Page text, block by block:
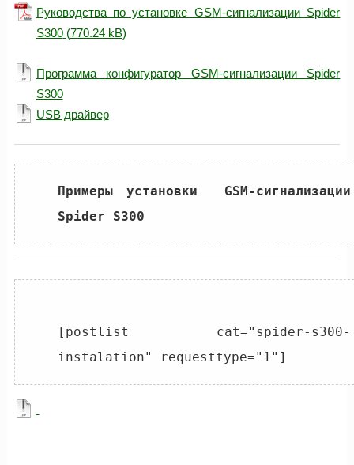
Руководства по установке GSM-сигнализации Spider
S300
Программа конфигуратор GSM-сигнализации Spider
S300
USB драйвер
Примеры установки  GSM-сигнализации
[postlist cat="spider-s300-
instalation"
requesttype="1" ]